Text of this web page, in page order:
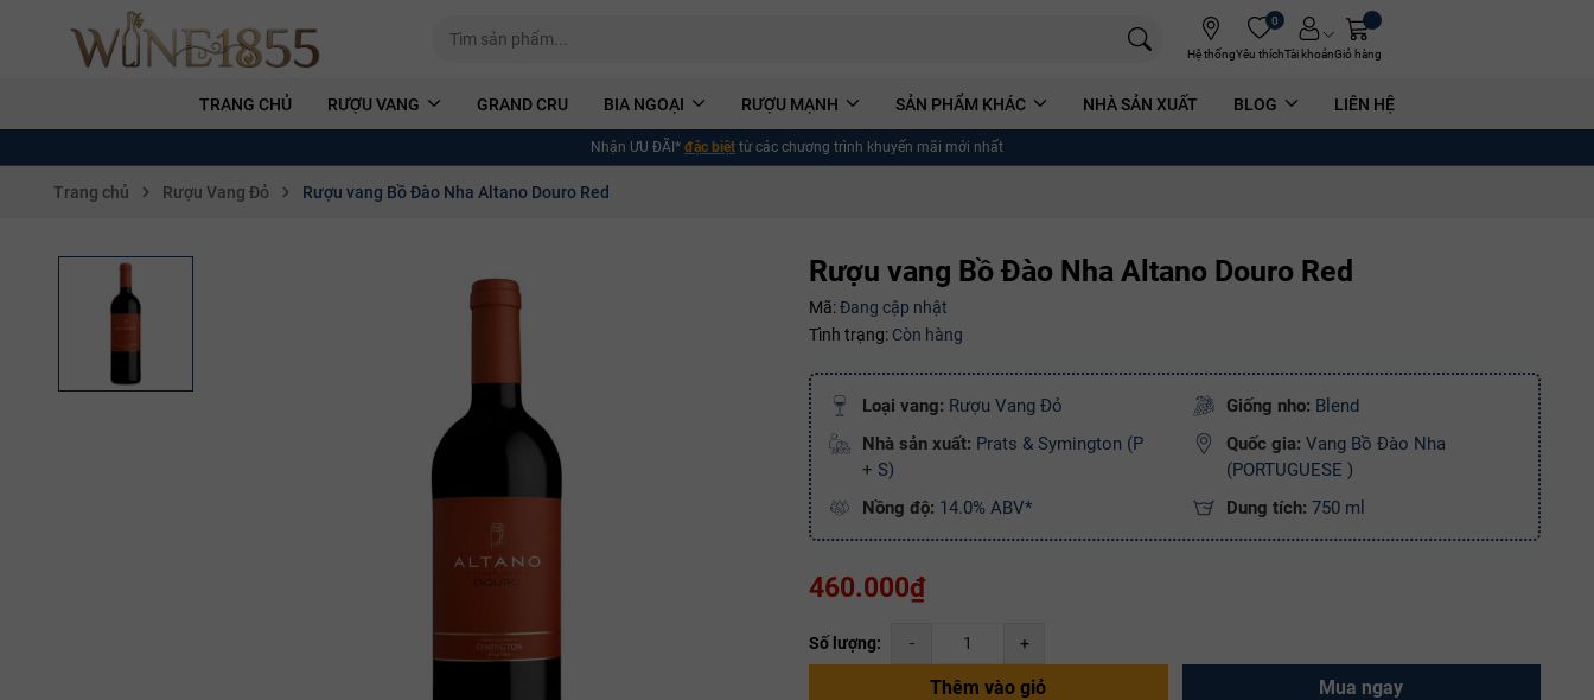
Hệ thống
0
Yêu thíchTài khoảnGiỏ hàng
TRANG CHỦ RƯỢU VANG GRAND CRU BIA NGOẠI RƯỢU MẠNH SẢN PHẨM KHÁC NHÀ SẢN XUẤT BLOG LIÊN HỆ
Nhận ƯU ĐÃI* đặc biệt từ các chương trình khuyến mãi mới nhất
Trang chủ Rượu Vang Đỏ Rượu vang Bồ Đào Nha Altano Douro Red
Rượu vang Bồ Đào Nha Altano Douro Red
Mã:Đang cập nhật
Tình trạng: Còn hàng
Loại vang: Rượu Vang Đỏ Giống nho: Blend
Nhà sản xuất: Prats & Symington (P
+ S)
Quốc gia: Vang Bồ Đào Nha
(PORTUGUESE )
Nồng độ: 14.0% ABV* Dung tích: 750 ml
460.000₫
Số lượng: - +
Thêm vào giỏ Mua ngay